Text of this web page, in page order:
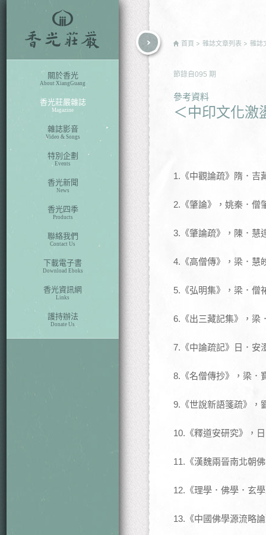
關於香光
About XiangGuang
香光莊嚴雜誌
Magazine
雜誌影音
Video & Songs
特別企劃
Events
香光新聞
News
香光四季
Products
聯絡我們
Contact Us
下載電子書
Download Eboks
香光資訊網
Links
護持辦法
Donate Us
首頁 雜誌文章列表 雜誌
節錄自 095 期
參考資料
＜中印文化激
1.《中觀論疏》隋．吉
2.《肇論》，姚秦．僧
3.《肇論疏》，陳．慧
4.《高僧傳》，梁．慧
5.《弘明集》，梁．僧
6.《出三藏記集》，梁
7.《中論疏記》日．安
8.《名僧傳抄》，梁．
9.《世說新語箋疏》，
10.《釋道安研究》，
11.《漢魏兩晉南北朝
12.《理學．佛學．玄
13.《中國佛學源流略